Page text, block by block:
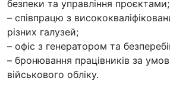
безпеки та управління проєктами;
– співпрацю з
різних галузей;
– офіс з генератором та
– бронювання працівників за
військового обліку.